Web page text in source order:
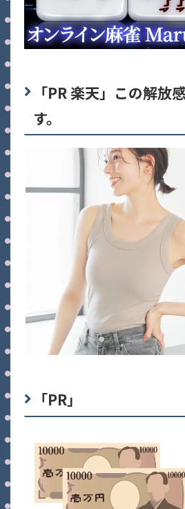
「PR 楽天」この解放
す。
「PR」